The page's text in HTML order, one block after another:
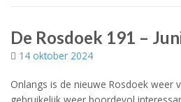
De Rosdoek 191 –
14 oktober 2024
Onlangs is de nieuwe Rosdoek weer